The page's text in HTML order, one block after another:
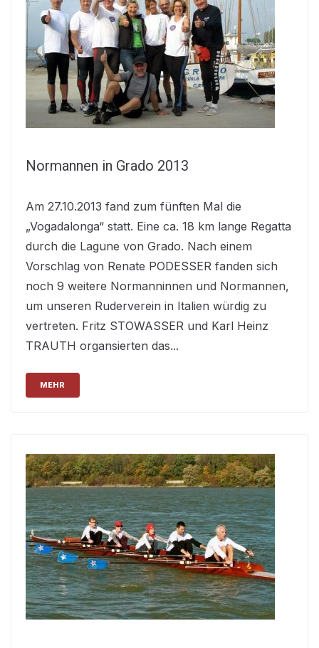
Normannen in Grado 2013
Am 27.10.2013 fand zum fünften Mal die
„Vogadalonga“ statt. Eine ca. 18 km lange Regatta
durch die Lagune von Grado. Nach einem
Vorschlag von Renate PODESSER fanden sich
noch 9 weitere Normanninnen und Normannen,
um unseren Ruderverein in Italien würdig zu
vertreten. Fritz STOWASSER und Karl Heinz
TRAUTH organsierten das...
MEHR